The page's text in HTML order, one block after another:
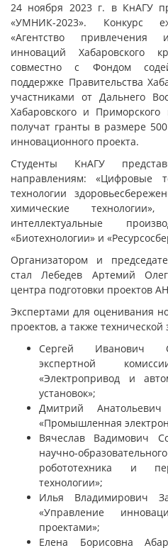
24 ноября 2023 г. в КнАГУ
«УМНИК-2023». Конкурс
«Агентство привлечения
инноваций
совместно с Фондом
поддержке Правительства
участниками от Дальнего
Хабаровского и
получат гранты в размере
инновационного проекта.
Студенты КнАГУ
направлениям: «Цифровые
технологии
химические
интеллектуальные
«Биотехнологии» и
Организатором и
стал Лебедев Артемий
центра подготовки проектов
Экспертами для оценивания
проектов, а также
Сергей Иванович
экспертной
«Электропривод и
установок»;
Дмитрий
«Промышленная
Вячеслав Вадимович
научно-
робототехника и
технологии»;
Илья Владимирович
«Управление
проектами»;
Елена Борисовна